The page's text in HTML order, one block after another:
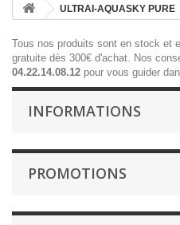
ULTRAI-AQUASKY PURE
Tous nos produits sont en stock et
gratuite dès 300€ d'achat. Nos
04.22.14.08.12 pour vous guider
INFORMATIONS
PROMOTIONS